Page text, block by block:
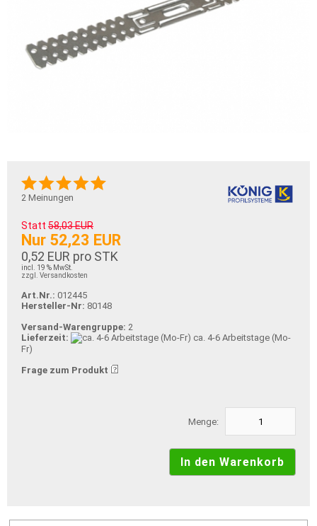
2 Meinungen
Statt 58,03 EUR
Nur 52,23 EUR
0,52 EUR pro STK
incl. 19 % MwSt.
zzgl. Versandkosten
Art.Nr.: 012445
Hersteller-Nr: 80148
Versand-Warengruppe: 2
Lieferzeit:
ca. 4-6 Arbeitstage (Mo-
Fr)
Frage zum Produkt
Menge: